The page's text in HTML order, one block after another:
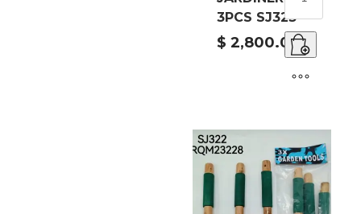
3PCS SJ323
$ 2,800.00
JARDINERIA
3PCS
SJ323
cantidad